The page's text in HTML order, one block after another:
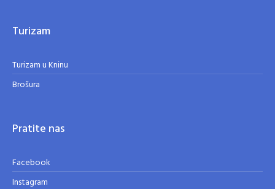
Turizam
Turizam u Kninu
Brošura
Pratite nas
Facebook
Instagram